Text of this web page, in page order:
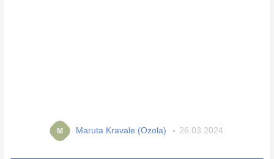
M Maruta Kravale (Ozola) 26.03.2024